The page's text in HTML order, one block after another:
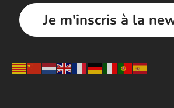
Je m'inscris à la